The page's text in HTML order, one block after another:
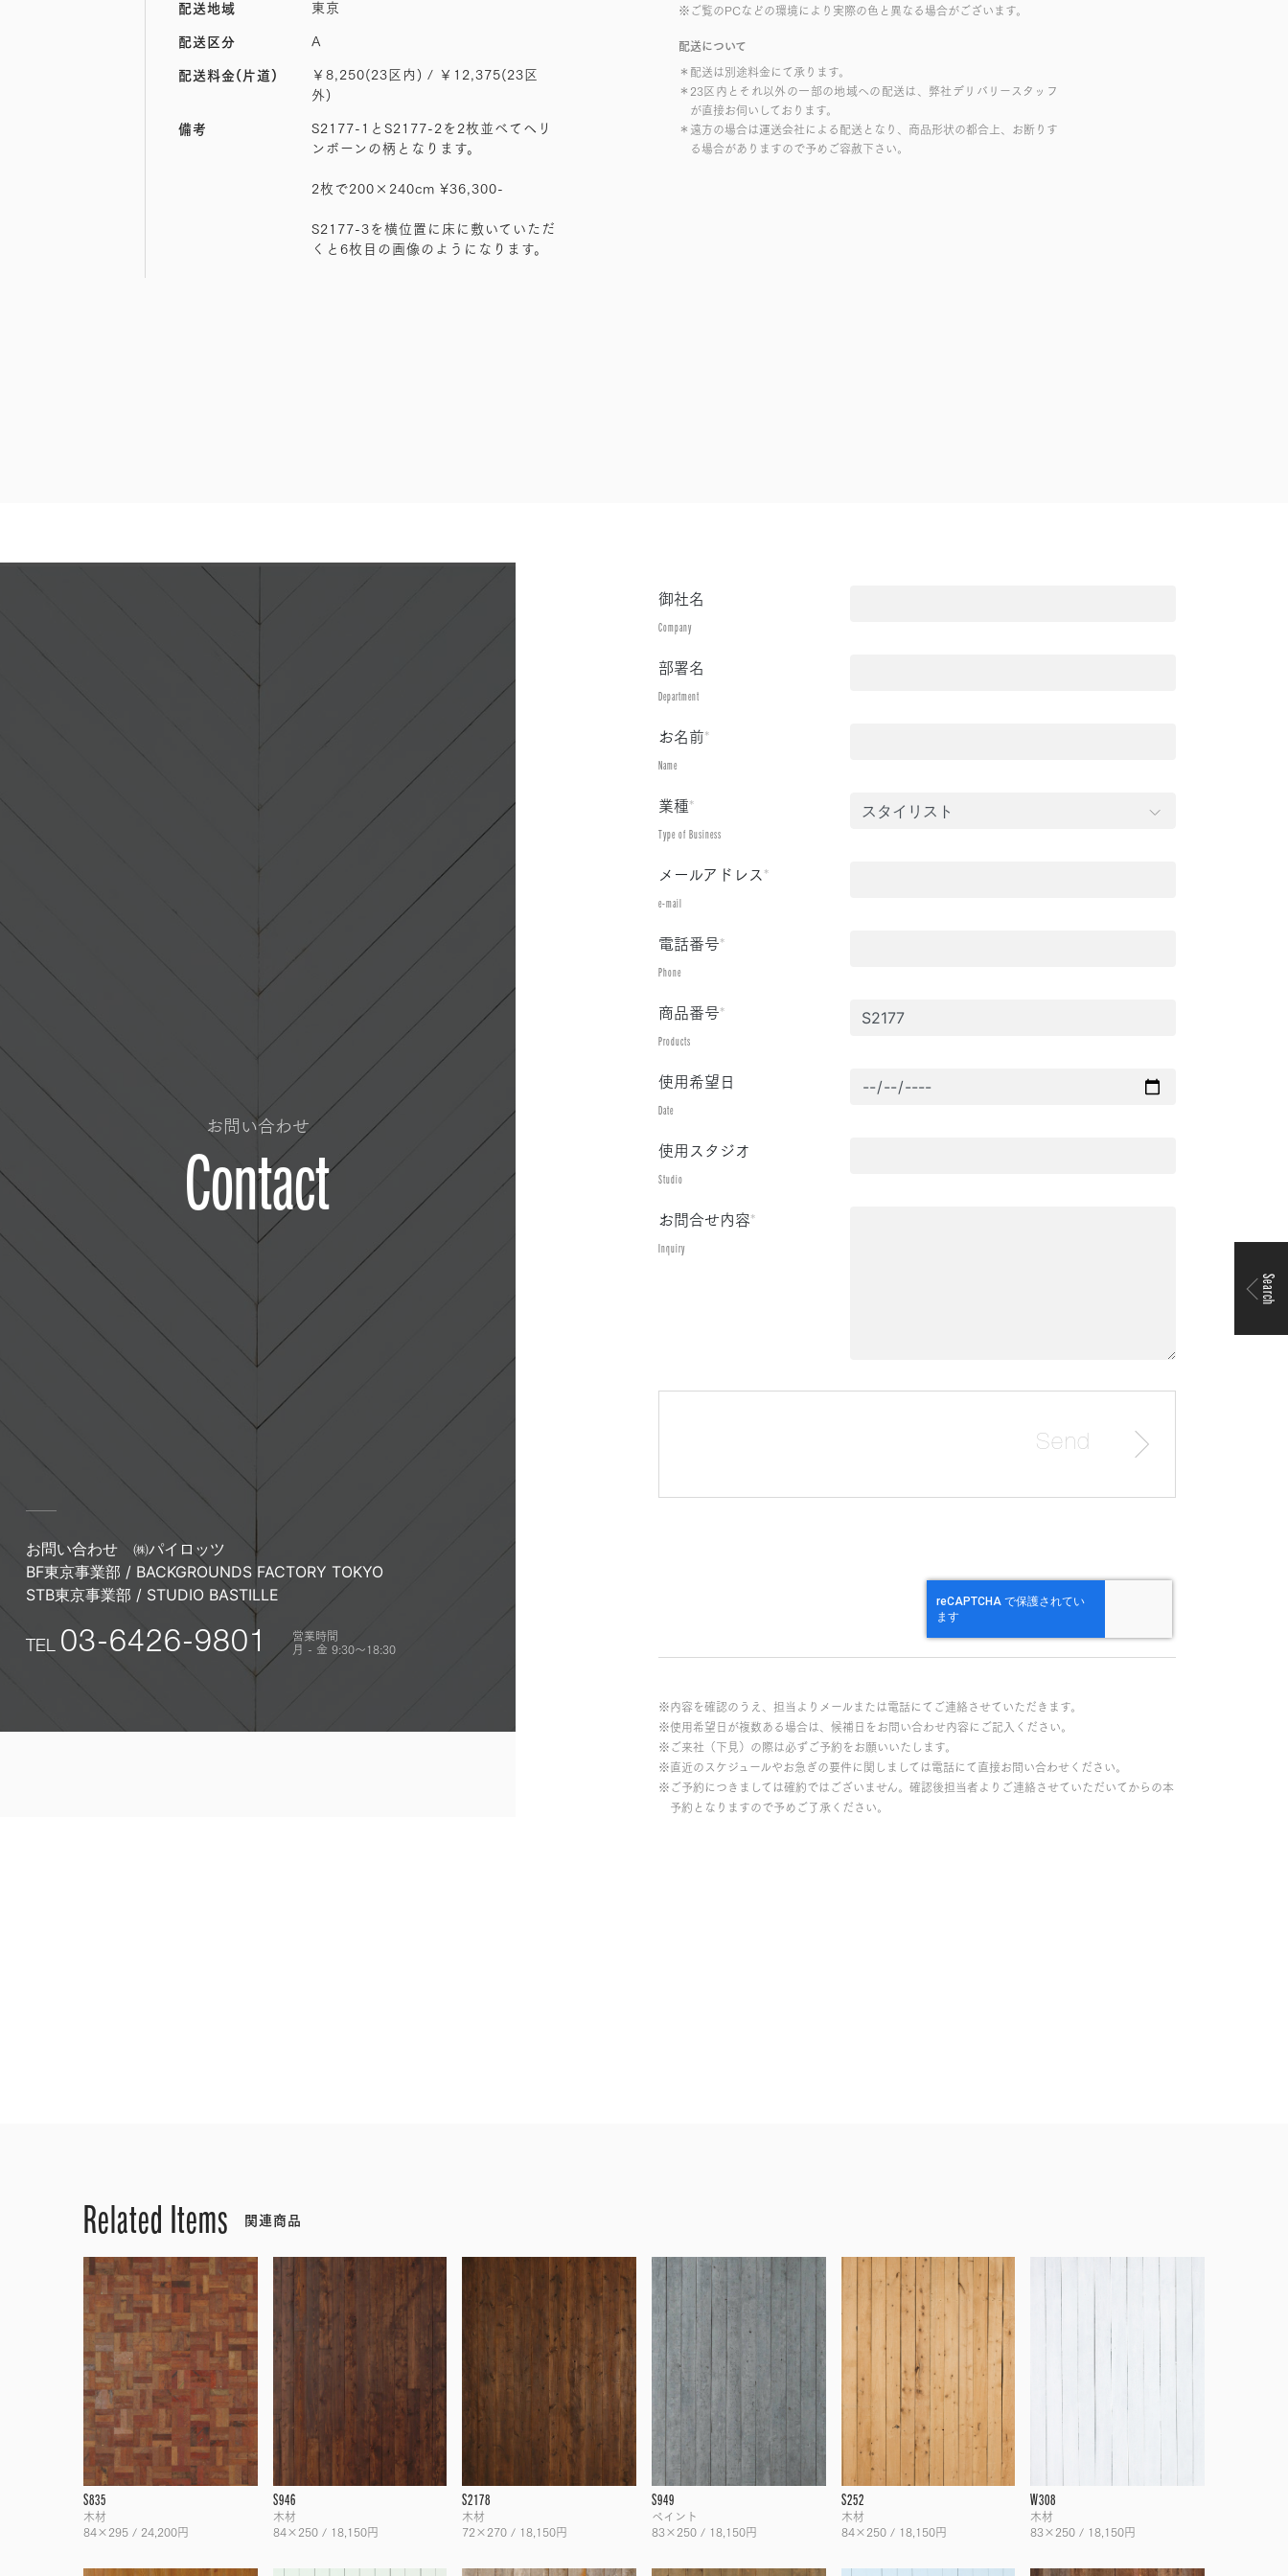
※ご覧のPCなどの環境により実際の色と異なる場合がございます。
配送について
＊配送は別途料金にて承ります。
＊23区内とそれ以外の一部の地域への配送は、弊社デリバリースタッフ
が直接お伺いしております。
＊遠方の場合は運送会社による配送となり、商品形状の都合上、お断りす
る場合がありますので予めご容赦下さい。
配送地域 東京
配送区分 A
配送料金(片道)
￥8,250(23区内) / ￥12,375(23区
外)
備考
S2177-1とS2177-2を2枚並べてヘリ
ンボーンの柄となります。
2枚で200×240cm ¥36,300-
S2177-3を横位置に床に敷いていただ
くと6枚目の画像のようになります。
お問い合わせ
Contact
お問い合わせ
㈱パイロッツ
BF東京事業部 / BACKGROUNDS FACTORY TOKYO
STB東京事業部 / STUDIO BASTILLE
TEL 03-6426-9801 営業時間
月 - 金 9:30〜18:30
御社名
Company
部署名
Department
お名前*
Name
業種*
Type of Business
メールアドレス*
e-mail
電話番号*
Phone
商品番号*
Products
使用希望日
Date
使用スタジオ
Studio
お問合せ内容*
Inquiry
※内容を確認のうえ、担当よりメールまたは電話にてご連絡させていただきます。
※使用希望日が複数ある場合は、候補日をお問い合わせ内容にご記入ください。
※ご来社（下見）の際は必ずご予約をお願いいたします。
※直近のスケジュールやお急ぎの要件に関しましては電話にて直接お問い合わせください。
※ご予約につきましては確約ではございません。確認後担当者よりご連絡させていただいてからの本
予約となりますので予めご了承ください。
Related Items 関連商品
S835
木材
84×295 / 24,200円
S946
木材
84×250 / 18,150円
S2178
木材
72×270 / 18,150円
S949
ペイント
83×250 / 18,150円
S252
木材
84×250 / 18,150円
W308
木材
83×250 / 18,150円
Search